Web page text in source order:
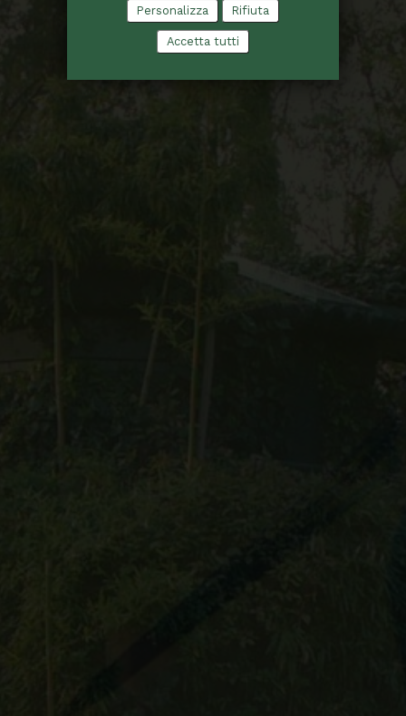
Personalizza Rifiuta
Accetta tutti